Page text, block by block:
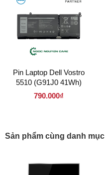
Pin Laptop Dell Vostro
5510 (G91J0 41Wh)
790.000₫
Sản phẩm cùng danh mục